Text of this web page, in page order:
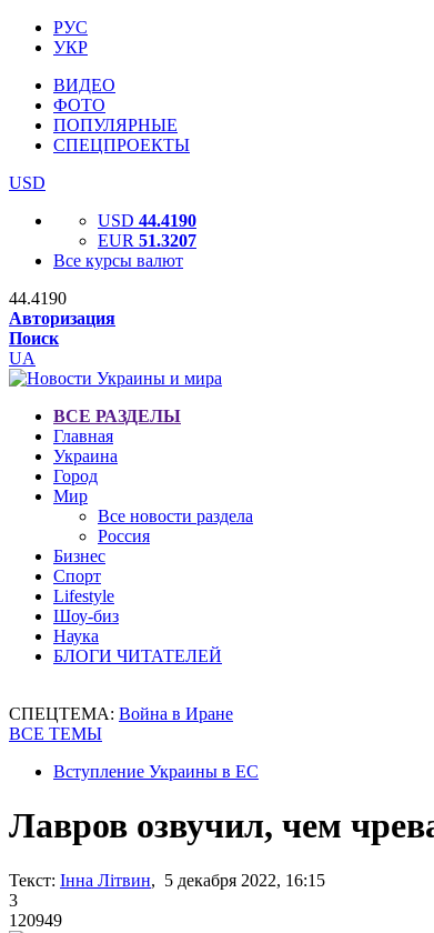
РУС
УКР
ВИДЕО
ФОТО
ПОПУЛЯРНЫЕ
СПЕЦПРОЕКТЫ
USD
USD 44.4190
EUR 51.3207
Все курсы валют
44.4190
Авторизация
Поиск
UA
ВСЕ РАЗДЕЛЫ
Главная
Украина
Город
Мир
Все новости раздела
Россия
Бизнес
Спорт
Lifestyle
Шоу-биз
Наука
БЛОГИ ЧИТАТЕЛЕЙ
СПЕЦТЕМА: Война в Иране
ВСЕ ТЕМЫ
Вступление Украины в ЕС
Лавров озвучил, чем
Текст: Інна Літвин, 5 декабря 2022, 16:15
3
120949